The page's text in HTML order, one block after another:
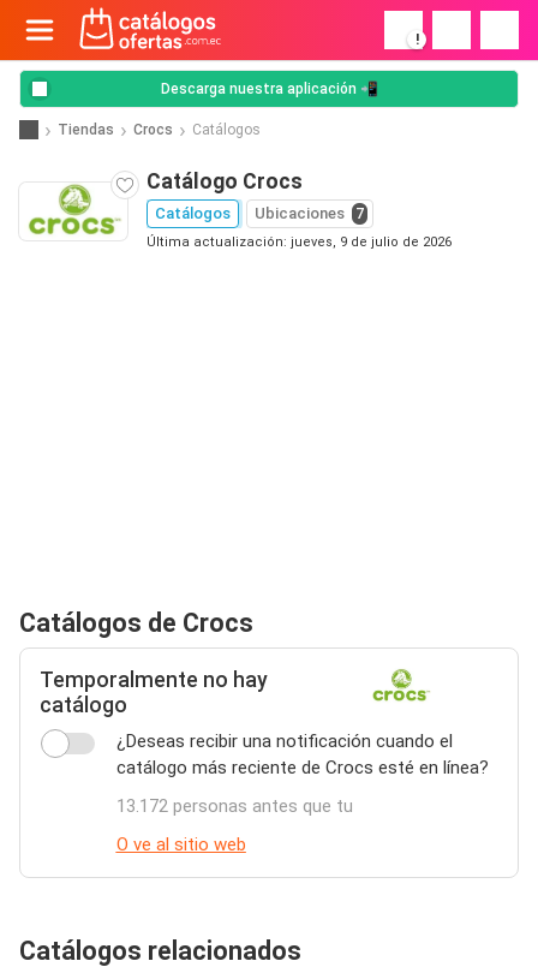
!
Descarga nuestra aplicación 📲
Tiendas Crocs Catálogos
Catálogo Crocs
Catálogos Ubicaciones 7
Última actualización: jueves, 9 de julio de 2026
Catálogos de Crocs
Temporalmente no hay
catálogo
¿Deseas recibir una notificación cuando el
catálogo más reciente de Crocs esté en línea?
13.172 personas antes que tu
O ve al sitio web
Catálogos relacionados